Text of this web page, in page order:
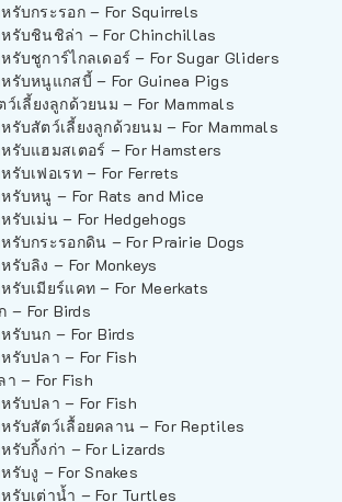
รับกระรอก – For Squirrels
รับชินชิล่า – For Chinchillas
รับชูการ์ไกลเดอร์ – For Sugar Gliders
รับหนูแกสบี้ – For Guinea Pigs
เลี้ยงลูกด้วยนม – For Mammals
รับสัตว์เลี้ยงลูกด้วยนม – For Mammals
รับแฮมสเตอร์ – For Hamsters
รับเฟอเรท – For Ferrets
รับหนู – For Rats and Mice
รับเม่น – For Hedgehogs
รับกระรอกดิน – For Prairie Dogs
รับลิง – For Monkeys
รับเมียร์แคท – For Meerkats
– For Birds
รับนก – For Birds
รับปลา – For Fish
– For Fish
รับปลา – For Fish
รับสัตว์เลื้อยคลาน – For Reptiles
รับกิ้งก่า – For Lizards
รับงู – For Snakes
รับเต่าน้ำ – For Turtles